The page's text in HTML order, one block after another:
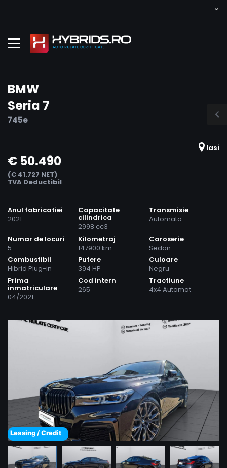
BMW
Seria 7
745e
Iasi
€ 50.490
(€ 41.727 NET)
TVA Deductibil
Anul fabricatiei
2021
Capacitate
cilindrica
2998 cc3
Transmisie
Automata
Numar de locuri
5
Kilometraj
147900 km
Caroserie
Sedan
Combustibil
Hibrid Plug-in
Putere
394 HP
Culoare
Negru
Prima
inmatriculare
04/2021
Cod intern
265
Tractiune
4x4 Automat
Leasing / Credit